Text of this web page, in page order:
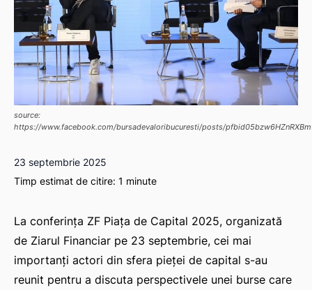
source:
https://www.facebook.com/bursadevaloribucuresti/posts/
23 septembrie 2025
Timp estimat de citire: 1 minute
La conferința ZF Piața de Capital 2025, organizată
de Ziarul Financiar pe 23 septembrie, cei mai
importanți actori din sfera pieței de capital s-au
reunit pentru a discuta perspectivele unei burse care